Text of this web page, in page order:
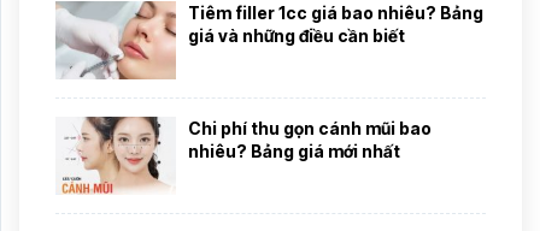
Tiêm filler 1cc giá bao nhiêu? Bảng
giá và những điều cần biết
Chi phí thu gọn cánh mũi bao
nhiêu? Bảng giá mới nhất